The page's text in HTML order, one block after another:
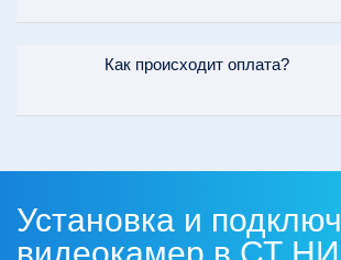
Как происходит оплата?
Установка и
видеокамер в СТ